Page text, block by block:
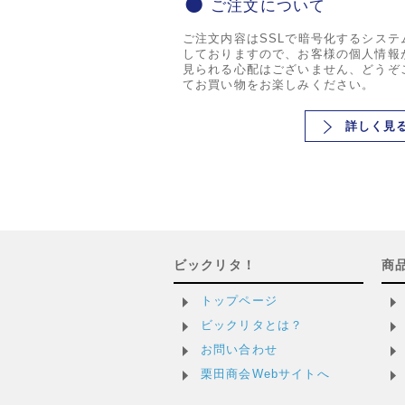
ご注文について
ご注文内容はSSLで暗号化するシステ
しておりますので、お客様の個人情報
見られる心配はございません、どうぞ
てお買い物をお楽しみください。
詳しく見
ビックリタ！
トップページ
ビックリタとは？
お問い合わせ
栗田商会Webサイトへ
商